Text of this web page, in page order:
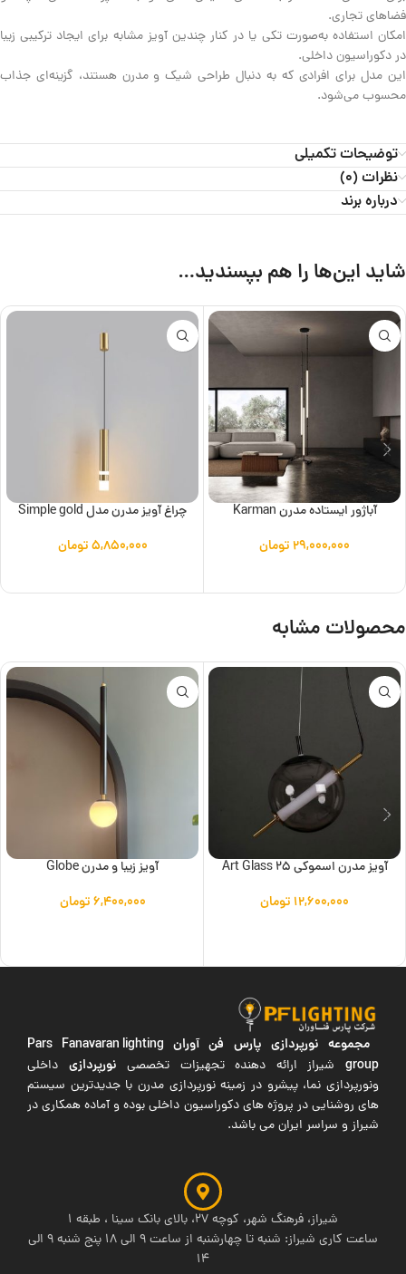
فضاهای تجاری.
امکان استفاده به‌صورت تکی یا در کنار چندین آویز مشابه برای ایجاد ترکیبی زیبا
در دکوراسیون داخلی.
این مدل برای افرادی که به دنبال طراحی شیک و مدرن هستند، گزینه‌ای جذاب
محسوب می‌شود.
توضیحات تکمیلی
نظرات (0)
درباره برند
شاید این‌ها را هم بپسندید…
آباژور ایستاده مدرن Karman
۲۹,۰۰۰,۰۰۰تومان
چراغ آویز مدرن مدل Simple gold
۵,۸۵۰,۰۰۰تومان
محصولات مشابه
آویز مدرن اسموکی Art Glass 25
۱۲,۶۰۰,۰۰۰ تومان
آویز زیبا و مدرن Globe
۶,۴۰۰,۰۰۰تومان
مجموعه نورپردازی پارس فن آوران Pars Fanavaran lighting
groupشیراز ارائه دهنده تجهیزات تخصصی نورپردازی داخلی
ونورپردازی نما، پیشرو در زمینه نورپردازی مدرن با جدیدترین سیستم
های روشنایی در پروژه های دکوراسیون داخلی بوده و آماده همکاری در
شیراز و سراسر ایران می باشد.
شیراز، فرهنگ شهر، کوچه 27، بالای بانک سینا ، طبقه 1
ساعت کاری شیراز: شنبه تا چهارشنبه از ساعت 9 الی 18 پنج شنبه 9 الی
14